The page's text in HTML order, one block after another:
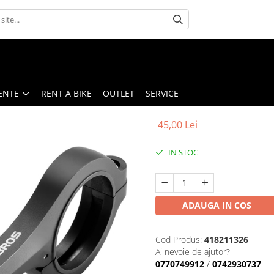
RENT A BIKE OUTLET SERVICE
45,00 Lei
IN STOC
ADAUGA IN COS
Cod Produs: 418211326
Ai nevoie de ajutor?
0770749912 / 0742930737